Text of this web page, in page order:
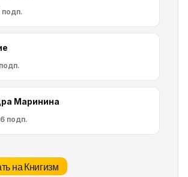
подп.
Маринина
подп.
на Книгизм